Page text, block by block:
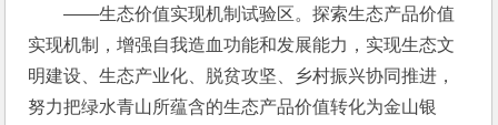
――生态价值实现机制试验区。探索生态产品价值
实现机制，增强自我造血功能和发展能力，实现生态文
明建设、生态产业化、脱贫攻坚、乡村振兴协同推进，
努力把绿水青山所蕴含的生态产品价值转化为金山银